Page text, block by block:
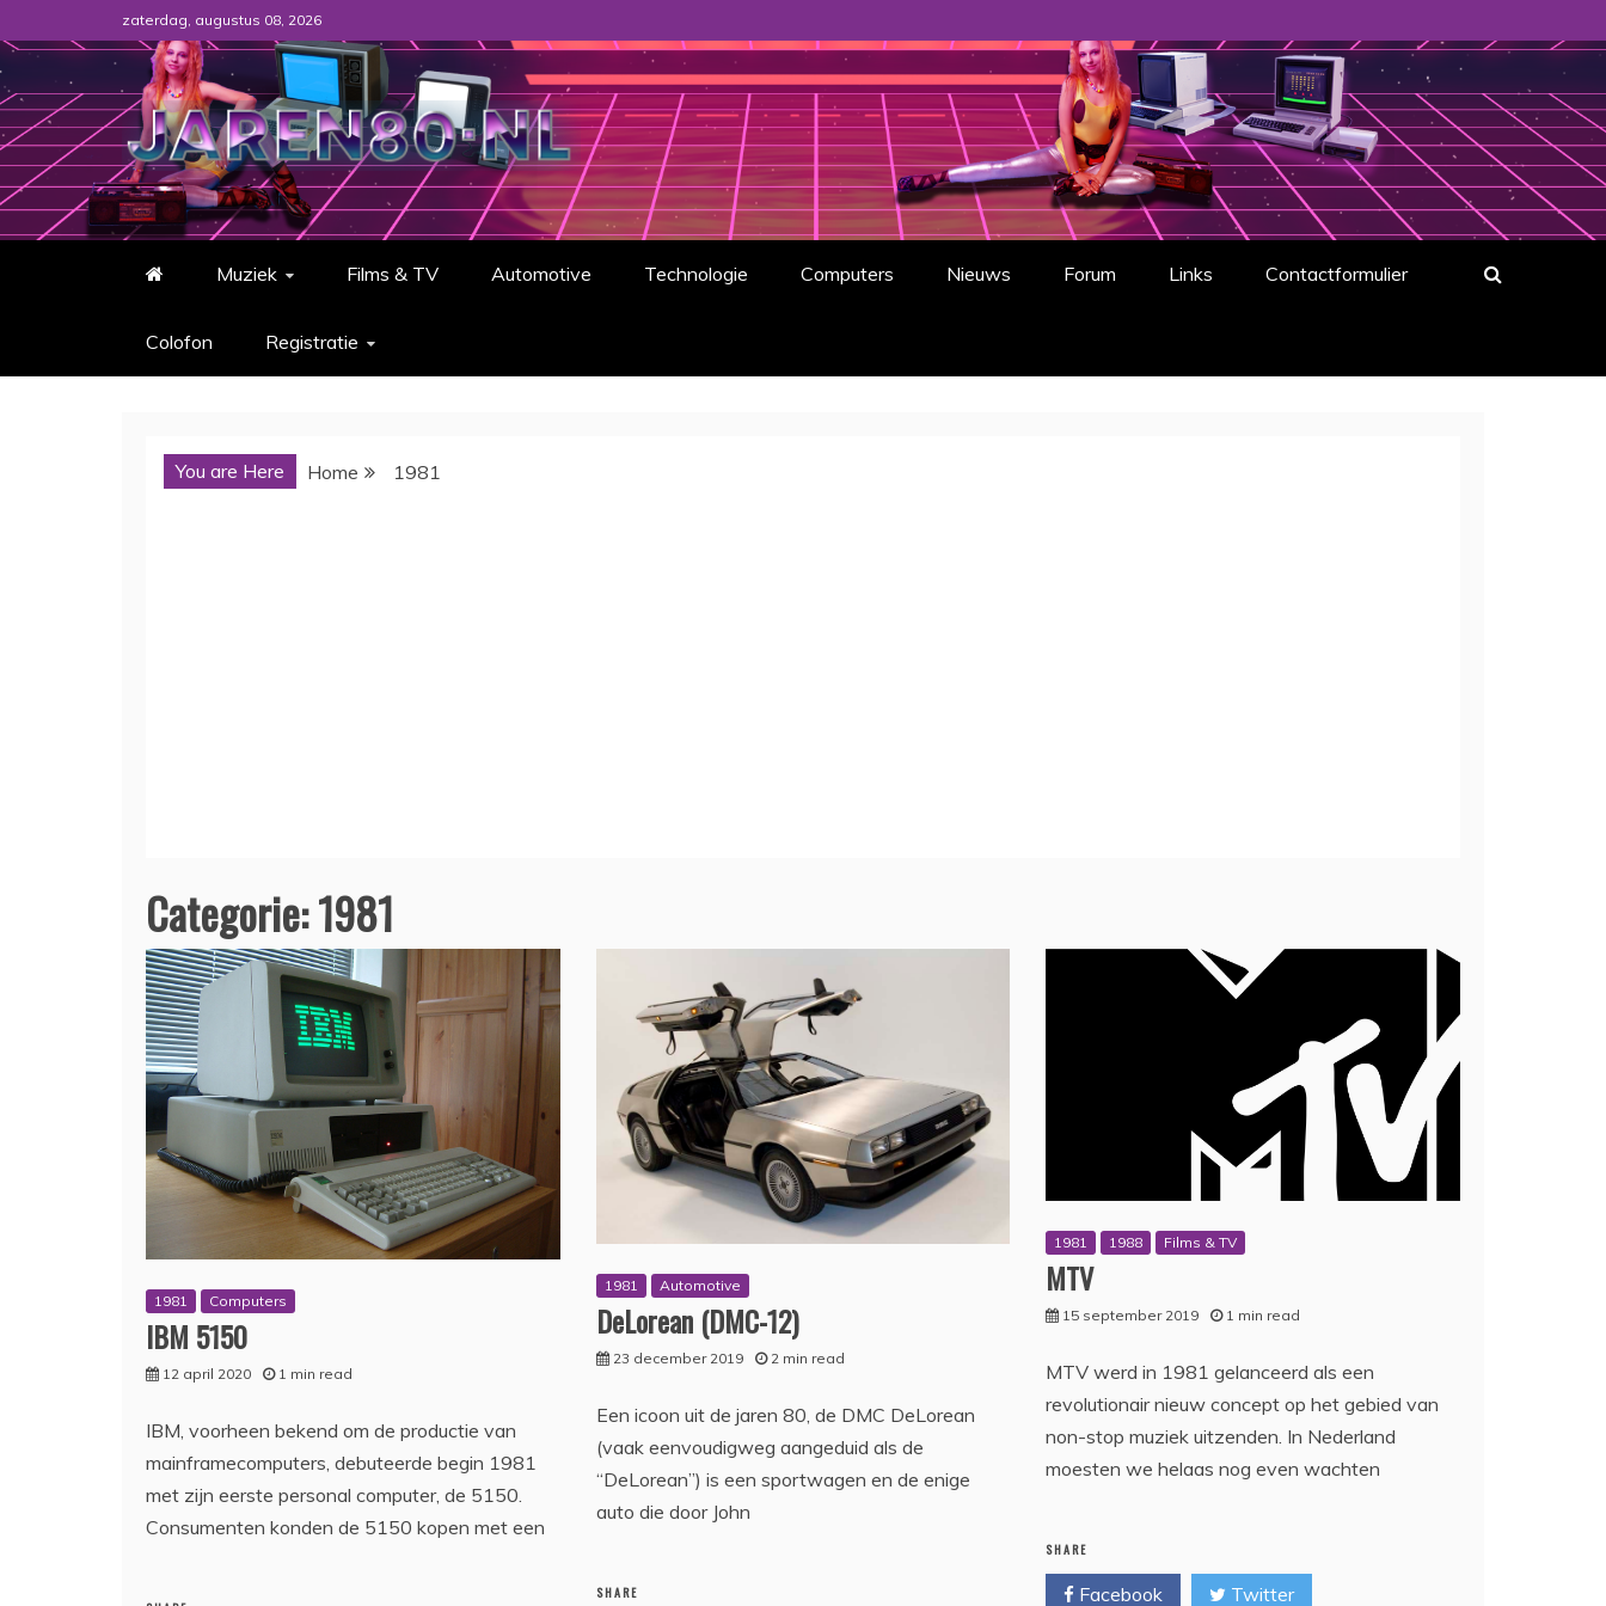
to
content
zaterdag, augustus 08, 2026
Jaren80.nl – Alles over de Jaren '80, want de jaren '80 waren gewoon prachtig.
Muziek Films & TV Automotive Technologie Computers Nieuws Forum Links Contactformulier
Colofon Registratie
You are Here Home 1981
Categorie:1981
1981 Computers
IBM 5150
12 april 2020 1 min read
IBM, voorheen bekend om de productie van
mainframecomputers, debuteerde begin 1981
met zijn eerste personal computer, de 5150.
Consumenten konden de 5150 kopen met een
1981 Automotive
DeLorean (DMC-12)
23 december 2019 2 min read
Een icoon uit de jaren 80, de DMC DeLorean
(vaak eenvoudigweg aangeduid als de
“DeLorean”) is een sportwagen en de enige
auto die door John
SHARE
1981 1988 Films & TV
MTV
15 september 2019 1 min read
MTV werd in 1981 gelanceerd als een
revolutionair nieuw concept op het gebied van
non-stop muziek uitzenden. In Nederland
moesten we helaas nog even wachten
SHARE
Facebook Twitter